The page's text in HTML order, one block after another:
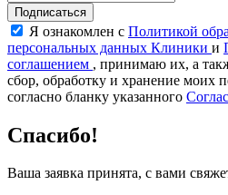
Подписаться
Я ознакомлен с Политикой
персональных данных Клиники и
соглашением , принимаю их, а
сбор, обработку и хранение моих
согласно бланку указанного
Спасибо!
Ваша заявка принята, с вами